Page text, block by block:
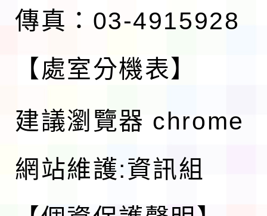
傳真：03-4915928
【處室分機表】
建議瀏覽器 chrome
網站維護:資訊組